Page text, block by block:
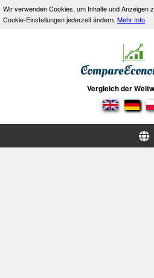
Wir verwenden Cookies, um Inhalte und Anzeigen
Cookie-Einstellungen jederzeit ändern. Mehr Info
Vergleich der